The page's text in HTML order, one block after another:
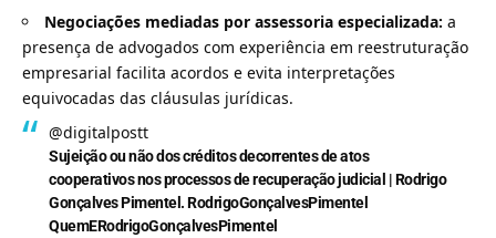
Negociações mediadas por assessoria especializada: a
presença de advogados com experiência em reestruturação
empresarial facilita acordos e evita interpretações
equivocadas das cláusulas jurídicas.
@digitalpostt
Sujeição ou não dos créditos decorrentes de atos
cooperativos nos processos de recuperação judicial | Rodrigo
Gonçalves Pimentel. RodrigoGonçalvesPimentel
QuemERodrigoGonçalvesPimentel